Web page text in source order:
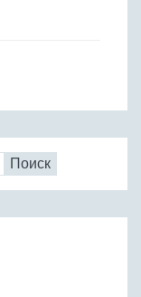
Поиск